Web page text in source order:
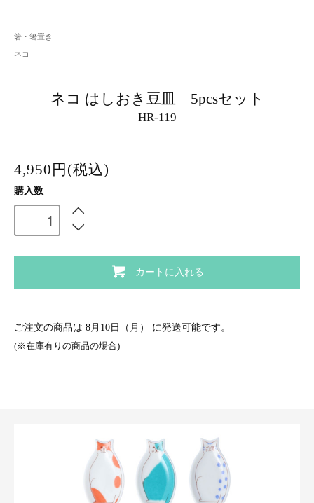
箸・箸置き
ネコ
ネコ はしおき豆皿 5pcsセット
HR-119
4,950円(税込)
購入数
カートに入れる
ご注文の商品は 8月10日（月） に発送可能です。
(※在庫有りの商品の場合)